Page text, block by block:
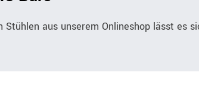
aus unserem Onlineshop lässt es